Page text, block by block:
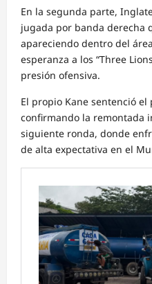
En la segunda parte,
jugada por banda derecha
apareciendo dentro del
esperanza a los “Three
presión ofensiva.
El propio Kane sentenció
confirmando la remontada
siguiente ronda, donde
de alta expectativa en el